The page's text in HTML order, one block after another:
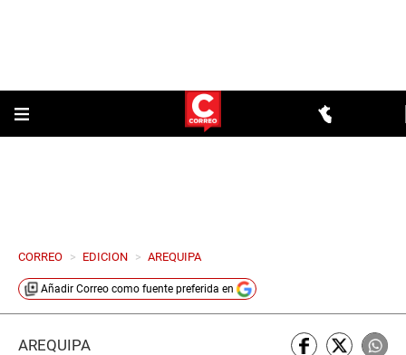
CORREO > EDICION > AREQUIPA
Añadir Correo como fuente preferida en
AREQUIPA